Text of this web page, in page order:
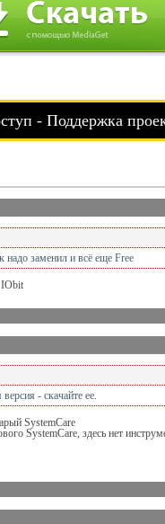
- Поддержка
надо заменил и всё еще Free
IObit
- скачайте ее.
SystemCare
SystemCare, здесь нет